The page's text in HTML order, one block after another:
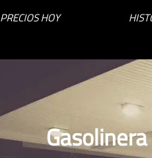
PRECIOS HOY
Gasolinera